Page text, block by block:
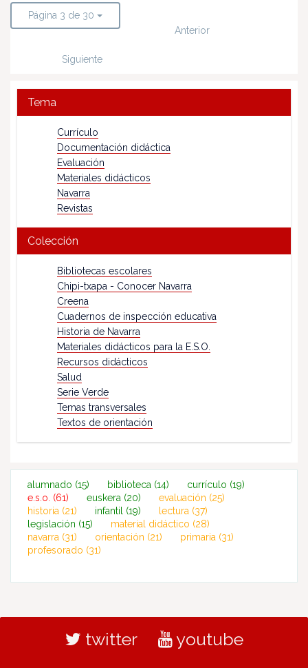
Página 3 de 30
Anterior
Siguiente
Tema
Currículo
Documentación didáctica
Evaluación
Materiales didácticos
Navarra
Revistas
Colección
Bibliotecas escolares
Chipi-txapa - Conocer Navarra
Creena
Cuadernos de inspección educativa
Historia de Navarra
Materiales didácticos para la E.S.O.
Recursos didácticos
Salud
Serie Verde
Temas transversales
Textos de orientación
alumnado (15) biblioteca (14) currículo (19)
e.s.o. (61) euskera (20) evaluación (25)
historia (21) infantil (19) lectura (37)
legislación (15) material didáctico (28)
navarra (31) orientación (21) primaria (31)
profesorado (31)
twitter youtube